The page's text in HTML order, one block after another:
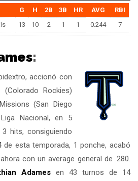
G H 2B 3B HR AVG
RBI
13 10 2 1 1 0.244 7
:
accionó con
Rockies)
(San Diego
Nacional, en 5
hits, consiguiendo
de esta temporada, 1 ponche, acabó
con un average general de .280.
Adames en 43 turnos de 14